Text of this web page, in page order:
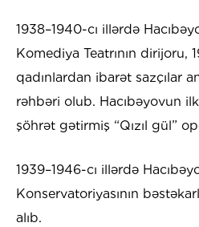
1938–1940-cı illərdə
Komediya Teatrının dirijoru,
qadınlardan ibarət sazçılar
rəhbəri olub. Hacıbəyovun
şöhrət gətirmiş “Qızıl gül”
1939–1946-cı illərdə
Konservatoriyasının
alıb.